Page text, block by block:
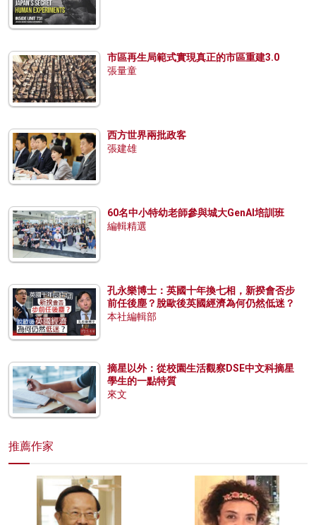
市區再生局範式實現真正的市區重建3.0
張量童
西方世界兩批政客
張建雄
60名中小特幼老師參與城大GenAI培訓班
編輯精選
孔永樂博士：英國十年換七相，新揆會否步
前任後塵？脫歐後英國經濟為何仍然低迷？
本社編輯部
摘星以外：從校園生活觀察DSE中文科摘星
學生的一點特質
來文
推薦作家